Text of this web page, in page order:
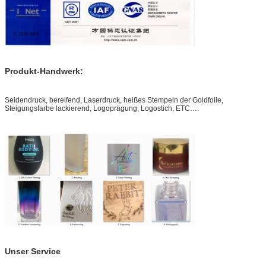
Produkt-Handwerk:
Seidendruck, bereifend, Laserdruck, heißes Stempeln der Goldfolie,
Steigungsfarbe lackierend, Logoprägung, Logostich, ETC….
Unser Service